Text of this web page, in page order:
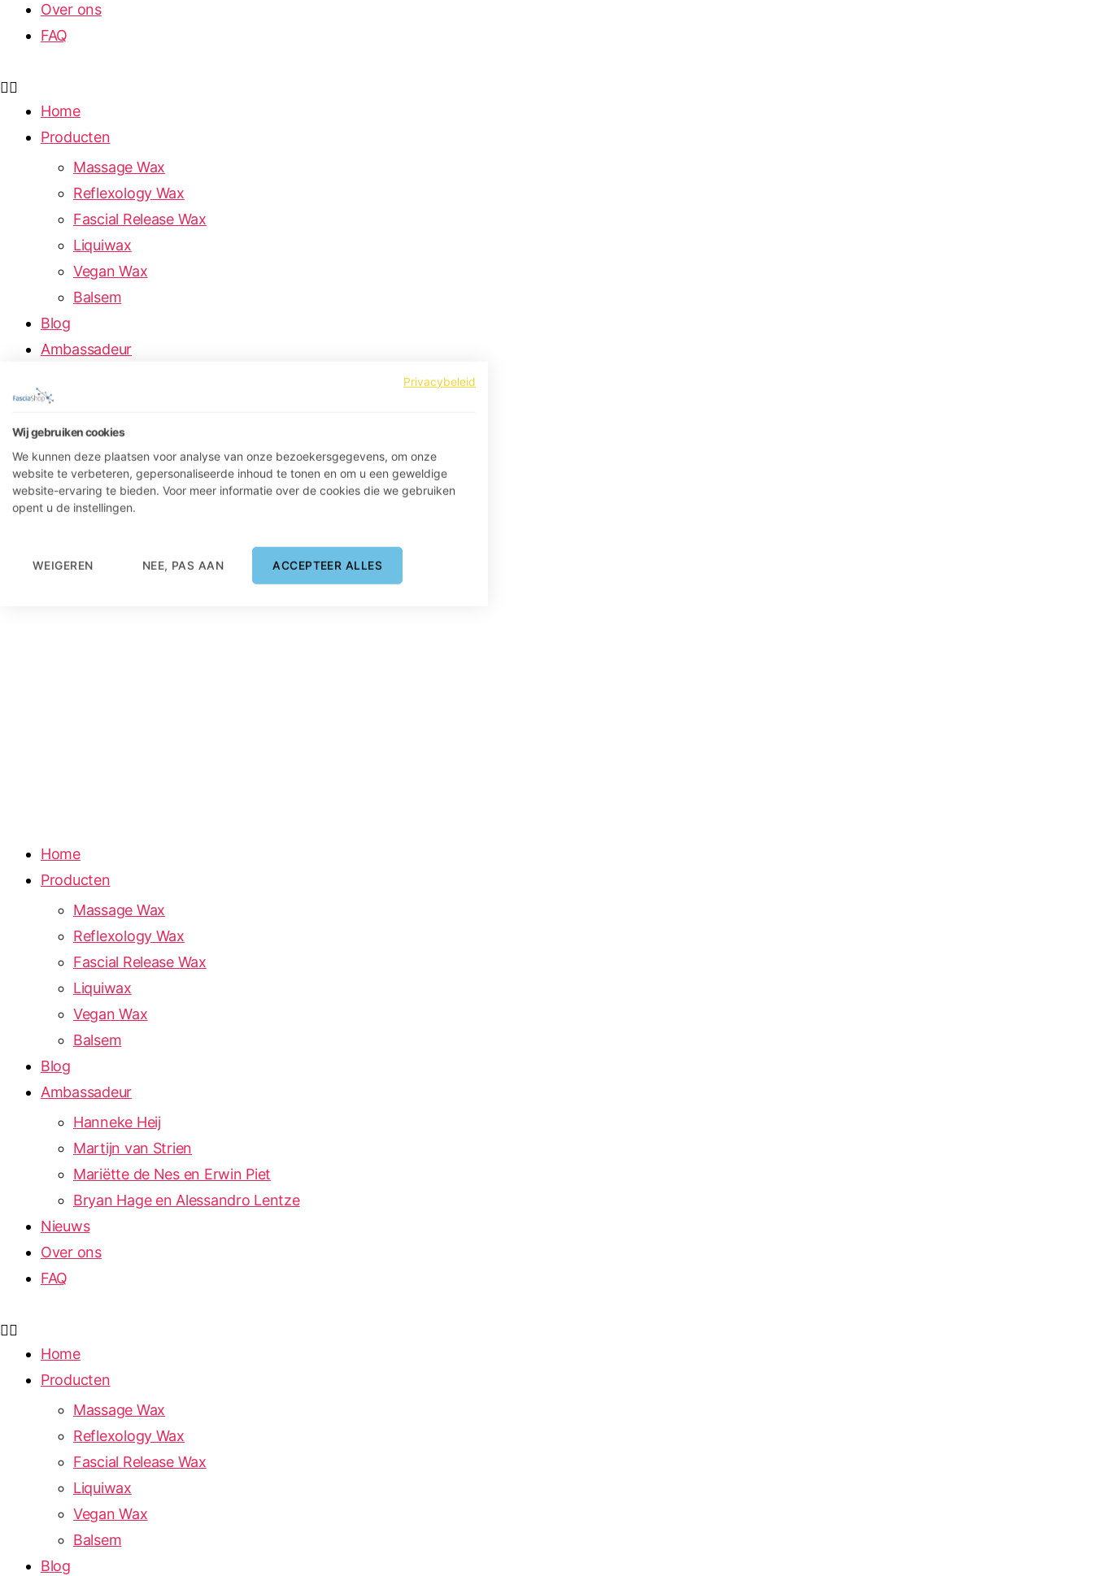
Over ons
FAQ
Home
Producten
Massage Wax
Reflexology Wax
Fascial Release Wax
Liquiwax
Vegan Wax
Balsem
Blog
Ambassadeur
Mariëtte de Nes en Erwin Piet
Bryan Hage en Alessandro Lentze
Nieuws
Over ons
Home
Producten
Massage Wax
Reflexology Wax
Fascial Release Wax
Liquiwax
Vegan Wax
Balsem
Blog
Ambassadeur
Hanneke Heij
Martijn van Strien
Mariëtte de Nes en Erwin Piet
Bryan Hage en Alessandro Lentze
Nieuws
Over ons
FAQ
Home
Producten
Massage Wax
Reflexology Wax
Fascial Release Wax
Liquiwax
Vegan Wax
Balsem
Blog
Privacybeleid
Wij gebruiken cookies
We kunnen deze plaatsen voor analyse van onze bezoekersgegevens, om onze
website te verbeteren, gepersonaliseerde inhoud te tonen en om u een geweldige
website-ervaring te bieden. Voor meer informatie over de cookies die we gebruiken
opent u de instellingen.
WEIGEREN NEE, PAS AAN ACCEPTEER ALLES